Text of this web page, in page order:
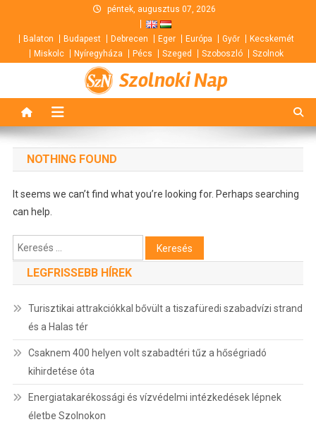
content
péntek, augusztus 07, 2026
Balaton Budapest Debrecen Eger Európa Győr
Kecskemét
Miskolc
Nyíregyháza Pécs Szeged Szoboszló Szolnok
Szolnoki Nap
NOTHING FOUND
It seems we can’t find what you’re looking for. Perhaps searching
can help.
Keresés:
LEGFRISSEBB HÍREK
Turisztikai attrakciókkal bővült a tiszafüredi szabadvízi strand
és a Halas tér
Csaknem 400 helyen volt szabadtéri tűz a hőségriadó
kihirdetése óta
Energiatakarékossági és vízvédelmi intézkedések lépnek
életbe Szolnokon